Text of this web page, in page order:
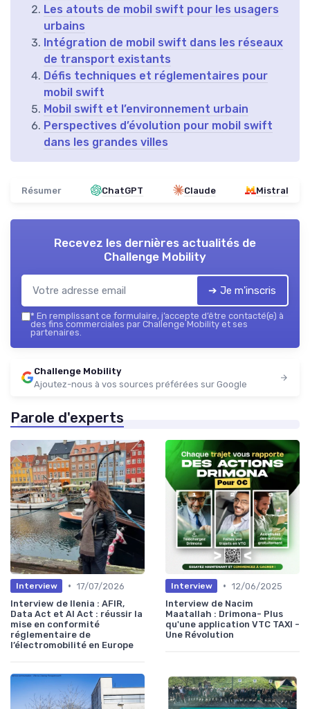
Les atouts de mobil swift pour les usagers
urbains
Intégration de mobil swift dans les réseaux
de transport existants
Défis techniques et réglementaires pour
mobil swift
Mobil swift et l’environnement urbain
Perspectives d’évolution pour mobil swift
dans les grandes villes
Résumer ChatGPT Claude Mistral
Recevez les dernières actualités de
Challenge Mobility
➔ Je m'inscris
* En remplissant ce formulaire, j’accepte d’être contacté(e) à
des fins commerciales par Challenge Mobility et ses
partenaires.
Challenge Mobility
Ajoutez-nous à vos sources préférées sur Google
Parole d'experts
Interview • 17/07/2026
Interview de Ilenia : AFIR,
Data Act et AI Act : réussir la
mise en conformité
réglementaire de
l’électromobilité en Europe
Interview • 12/06/2025
Interview de Nacim
Maatallah : Drimona- Plus
qu'une application VTC TAXI -
Une Révolution